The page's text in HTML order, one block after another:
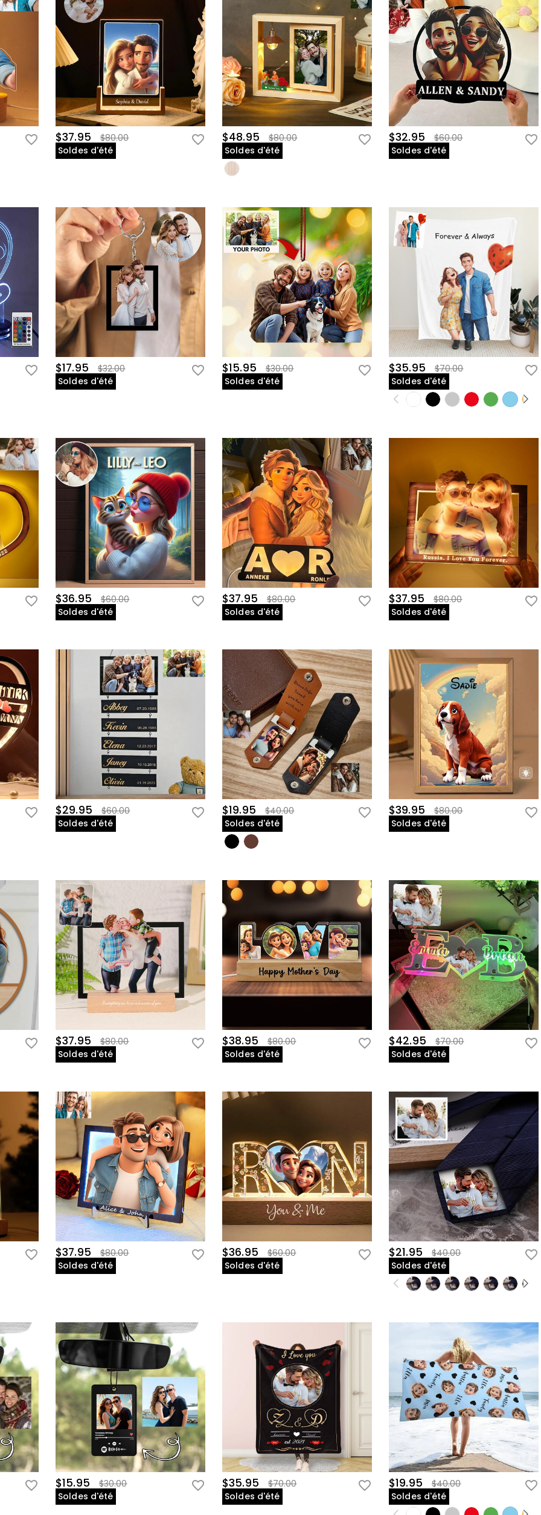
$37.95
$80.00
Soldes d'été
$48.95
$80.00
Soldes d'été
$32.95
$60.00
Soldes d'été
$17.95
$32.00
Soldes d'été
$15.95
$30.00
Soldes d'été
$35.95
$70.00
Soldes d'été
$36.95
$60.00
Soldes d'été
$37.95
$80.00
Soldes d'été
$37.95
$80.00
Soldes d'été
$29.95
$60.00
Soldes d'été
$19.95
$40.00
Soldes d'été
$39.95
$80.00
Soldes d'été
$37.95
$80.00
Soldes d'été
$38.95
$80.00
Soldes d'été
$42.95
$70.00
Soldes d'été
$37.95
$80.00
Soldes d'été
$36.95
$60.00
Soldes d'été
$21.95
$40.00
Soldes d'été
$15.95
$30.00
Soldes d'été
$35.95
$70.00
Soldes d'été
$19.95
$40.00
Soldes d'été